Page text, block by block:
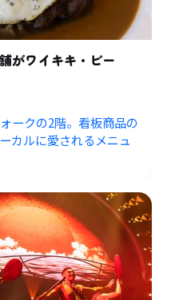
がワイキキ・ビー
ークの2階。看板商品の
カルに愛されるメニュ